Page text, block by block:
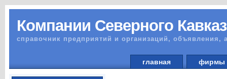
Компании Северного
справочник предприятий и организаций, объявления,
главная